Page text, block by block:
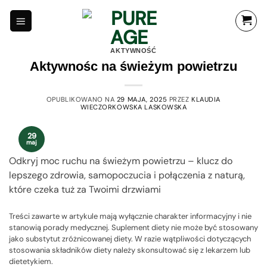
zawartości
AKTYWNOŚĆ
Aktywnośc na świeżym powietrzu
OPUBLIKOWANO NA 29 MAJA, 2025 PRZEZKLAUDIA
WIECZORKOWSKA LASKOWSKA
29
maj
Odkryj moc ruchu na świeżym powietrzu – klucz do
lepszego zdrowia, samopoczucia i połączenia z naturą,
które czeka tuż za Twoimi drzwiami
Treści zawarte w artykule mają wyłącznie charakter informacyjny i nie
stanowią porady medycznej. Suplement diety nie może być stosowany
jako substytut zróżnicowanej diety. W razie wątpliwości dotyczących
stosowania składników diety należy skonsultować się z lekarzem lub
dietetykiem.